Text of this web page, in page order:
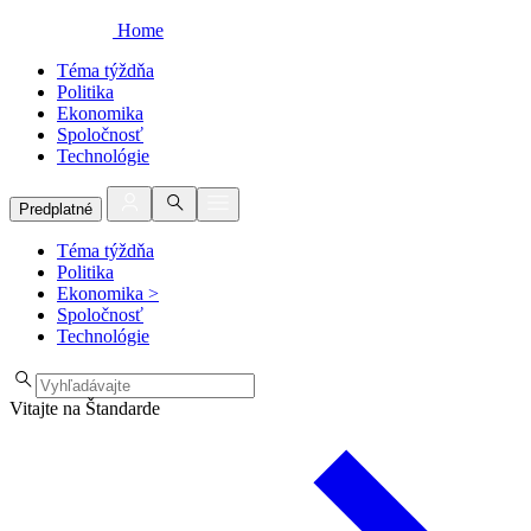
Home
Téma týždňa
Politika
Ekonomika
Spoločnosť
Technológie
Predplatné
Téma týždňa
Politika
Ekonomika >
Spoločnosť
Technológie
Vitajte na Štandarde